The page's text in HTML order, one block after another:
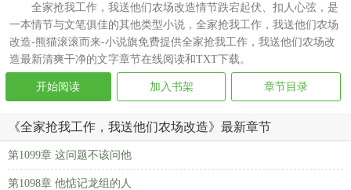
全家抢我工作，我送他们农场改造情节跌宕起伏、扣人心弦，是
一本情节与文笔俱佳的其他类型小说，全家抢我工作，我送他们农场
改造-熊猫滚滚而来-小说旗免费提供全家抢我工作，我送他们农场改
造最新清爽干净的文字章节在线阅读和TXT下载。
开始阅读 加入书架 章节目录
《全家抢我工作，我送他们农场改造》最新章节
第1099章 这问题不该问他
第1098章 他惦记龙组的人